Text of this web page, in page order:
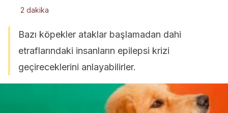
2 dakika
Bazı köpekler ataklar başlamadan dahi
etraflarındaki insanların epilepsi krizi
geçireceklerini anlayabilirler.